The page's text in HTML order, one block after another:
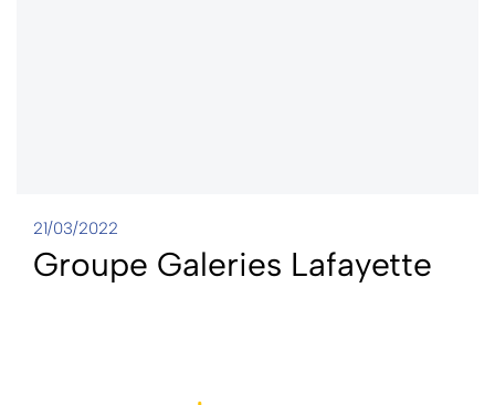
21/03/2022
Groupe Galeries Lafayette